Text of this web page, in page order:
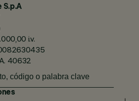
S.p.A
i.v.
40632